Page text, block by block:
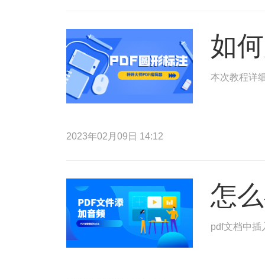
如
本次教程详
2023年02月09日 14:12
怎
pdf文档中插